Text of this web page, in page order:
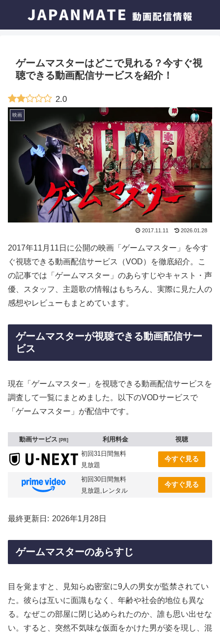
ゲームマスターはどこで見れる？今すぐ視
聴できる動画配信サービスを紹介！
2.0
映画
2017.11.11 2026.01.28
2017年11月11日に公開の映画「ゲームマスター」を今す
ぐ視聴できる動画配信サービス（VOD）を徹底紹介。こ
の記事では「ゲームマスター」のあらすじやキャスト・声
優、スタッフ、主題歌の情報はもちろん、実際に見た人の
感想やレビューもまとめています。
ゲームマスターが視聴できる動画配信サー
ビス
現在「ゲームマスター」を視聴できる動画配信サービスを
調査して一覧にまとめました。以下のVODサービスで
「ゲームマスター」が配信中です。
動画サービス PR 利用料金
視聴
初回31日間無料
見放題
今すぐ見る
初回30日間無料
見放題,レンタル
今すぐ見る
最終更新日 2026年1月28日
ゲームマスターのあらすじ
目を覚ますと、見知らぬ密室に9人の男女が監禁されてい
た。彼らは互いに面識もなく、年齢や社会的地位も異な
る。なぜこの部屋に閉じ込められたのか、誰も思い出せな
い。すると、突然不気味な仮面をかけた男が姿を現し、混